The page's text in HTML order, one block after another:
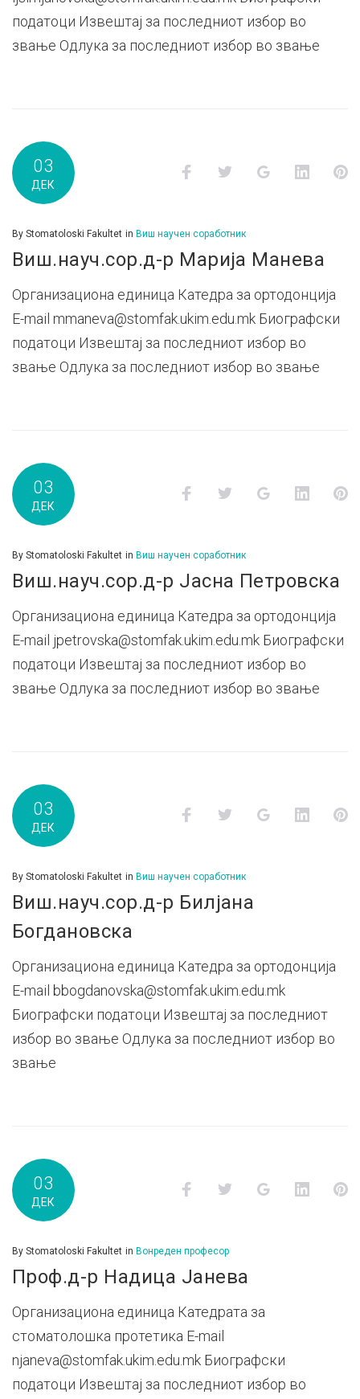
податоци Извештај за последниот избор во
звање Одлука за последниот избор во звање
03
ДЕК
FacebookTwitter Google+
By Stomatoloski Fakultet in Виш научен соработник
Виш.науч.сор.д-р Марија Манева
Организациона единица Катедра за ортодонција
E-mail mmaneva@stomfak.ukim.edu.mk Биографски
податоци Извештај за последниот избор во
звање Одлука за последниот избор во звање
03
ДЕК
FacebookTwitter Google+
By Stomatoloski Fakultet in Виш научен соработник
Виш.науч.сор.д-р Јасна Петровска
Организациона единица Катедра за ортодонција
E-mail jpetrovska@stomfak.ukim.edu.mk Биографски
податоци Извештај за последниот избор во
звање Одлука за последниот избор во звање
03
ДЕК
FacebookTwitter Google+
By Stomatoloski Fakultet in Виш научен соработник
Виш.науч.сор.д-р Билјана
Богдановска
Организациона единица Катедра за ортодонција
E-mail bbogdanovska@stomfak.ukim.edu.mk
Биографски податоци Извештај за последниот
избор во звање Одлука за последниот избор во
звање
03
ДЕК
FacebookTwitter Google+
By Stomatoloski Fakultet in Вонреден професор
Проф.д-р Надица Јанева
Организациона единица Катедрата за
стоматолошка протетика E-mail
njaneva@stomfak.ukim.edu.mk Биографски
податоци Извештај за последниот избор во